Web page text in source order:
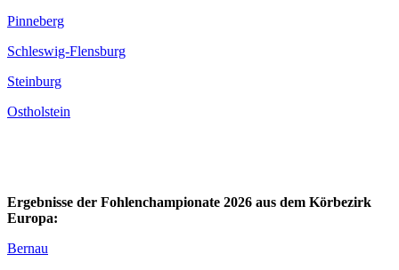
Pinneberg
Schleswig-Flensburg
Steinburg
Ostholstein
Ergebnisse der Fohlenchampionate 2026 aus dem Körbezirk
Europa:
Bernau